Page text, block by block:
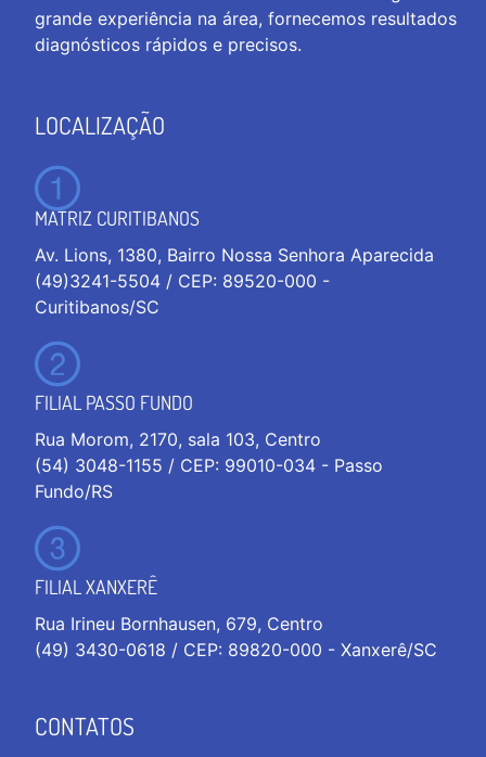
grande experiência na área, fornecemos resultados
diagnósticos rápidos e precisos.
LOCALIZAÇÃO
MATRIZ CURITIBANOS
Av. Lions, 1380, Bairro Nossa Senhora Aparecida
(49)3241-5504 / CEP: 89520-000 -
Curitibanos/SC
FILIAL PASSO FUNDO
Rua Morom, 2170, sala 103, Centro
(54) 3048-1155 / CEP: 99010-034 - Passo
Fundo/RS
FILIAL XANXERÊ
Rua Irineu Bornhausen, 679, Centro
(49) 3430-0618 / CEP: 89820-000 - Xanxerê/SC
CONTATOS